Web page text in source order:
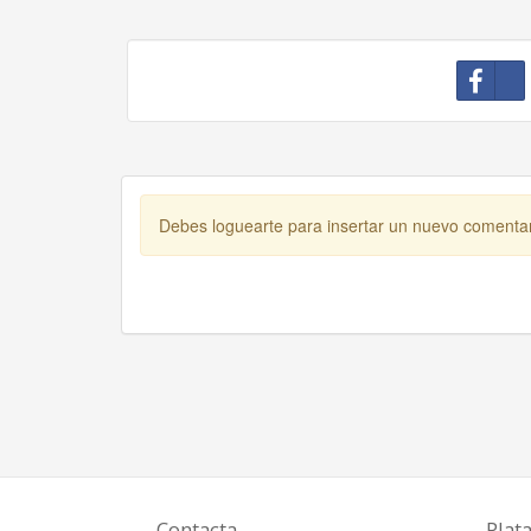
Debes loguearte para insertar un nuevo